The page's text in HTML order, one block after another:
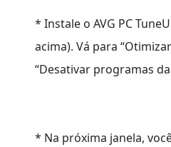
* Instale o AVG PC
acima). Vá para
“Desativar programas
* Na próxima janela,